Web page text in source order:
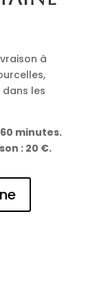
à
les
minutes.
: 20 €.